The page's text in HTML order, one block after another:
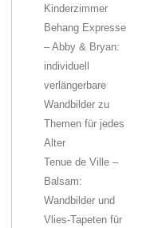
Kinderzimmer
Behang Expresse
– Abby & Bryan:
individuell
verlängerbare
Wandbilder zu
Themen für jedes
Alter
Tenue de Ville –
Balsam:
Wandbilder und
Vlies-Tapeten für